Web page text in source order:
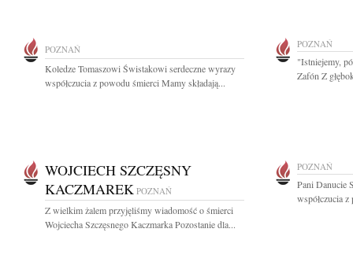
POZNAŃ
Koledze Tomaszowi Świstakowi serdeczne wyrazy
współczucia z powodu śmierci Mamy składają...
POZNAŃ
"Istniejemy,
Zafón Z
WOJCIECH SZCZĘSNY
KACZMAREK POZNAŃ
Z wielkim żalem przyjęliśmy wiadomość o śmierci
Wojciecha Szczęsnego Kaczmarka Pozostanie dla...
POZNAŃ
Pani Danucie
współczucia